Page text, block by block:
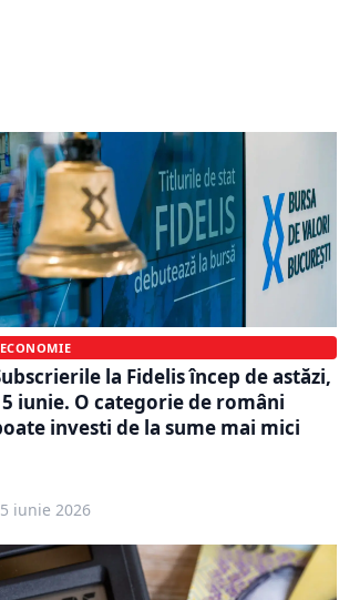
ECONOMIE
la Fidelis încep de astăzi,
iunie. O categorie de români
investi de la sume mai mici
iunie 2026